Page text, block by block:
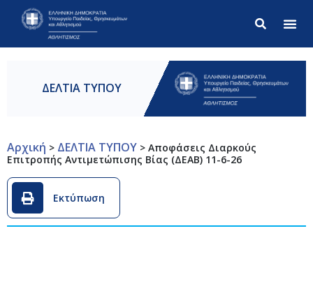
ΔΕΛΤΙΑ ΤΥΠΟΥ
Αρχική > ΔΕΛΤΙΑ ΤΥΠΟΥ > Αποφάσεις Διαρκούς
Επιτροπής Αντιμετώπισης Βίας (ΔΕΑΒ) 11-6-26
Εκτύπωση